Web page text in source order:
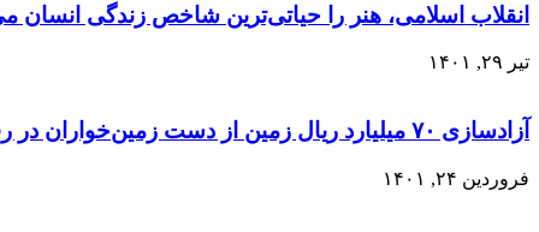
انقلاب اسلامی، هنر را حیاتی‌ترین شاخص زندگی انسان
تیر ۲۹, ۱۴۰۱
آزادسازی ۷۰ میلیارد ریال زمین از دست زمین‌خواران در رفسنجان
فروردین ۲۴, ۱۴۰۱